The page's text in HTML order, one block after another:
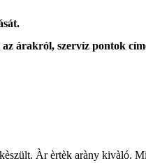
az árakról, szervíz pontok
Àr èrtèk aràny kivàló.